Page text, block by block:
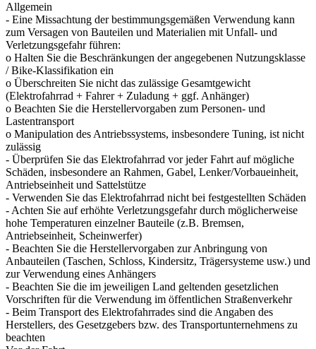
Allgemein
- Eine Missachtung der bestimmungsgemäßen Verwendung kann
zum Versagen von Bauteilen und Materialien mit Unfall- und
Verletzungsgefahr führen:
o Halten Sie die Beschränkungen der angegebenen Nutzungsklasse
/ Bike-Klassifikation ein
o Überschreiten Sie nicht das zulässige Gesamtgewicht
(Elektrofahrrad + Fahrer + Zuladung + ggf. Anhänger)
o Beachten Sie die Herstellervorgaben zum Personen- und
Lastentransport
o Manipulation des Antriebssystems, insbesondere Tuning, ist nicht
zulässig
- Überprüfen Sie das Elektrofahrrad vor jeder Fahrt auf mögliche
Schäden, insbesondere an Rahmen, Gabel, Lenker/Vorbaueinheit,
Antriebseinheit und Sattelstütze
- Verwenden Sie das Elektrofahrrad nicht bei festgestellten Schäden
- Achten Sie auf erhöhte Verletzungsgefahr durch möglicherweise
hohe Temperaturen einzelner Bauteile (z.B. Bremsen,
Antriebseinheit, Scheinwerfer)
- Beachten Sie die Herstellervorgaben zur Anbringung von
Anbauteilen (Taschen, Schloss, Kindersitz, Trägersysteme usw.) und
zur Verwendung eines Anhängers
- Beachten Sie die im jeweiligen Land geltenden gesetzlichen
Vorschriften für die Verwendung im öffentlichen Straßenverkehr
- Beim Transport des Elektrofahrrades sind die Angaben des
Herstellers, des Gesetzgebers bzw. des Transportunternehmens zu
beachten